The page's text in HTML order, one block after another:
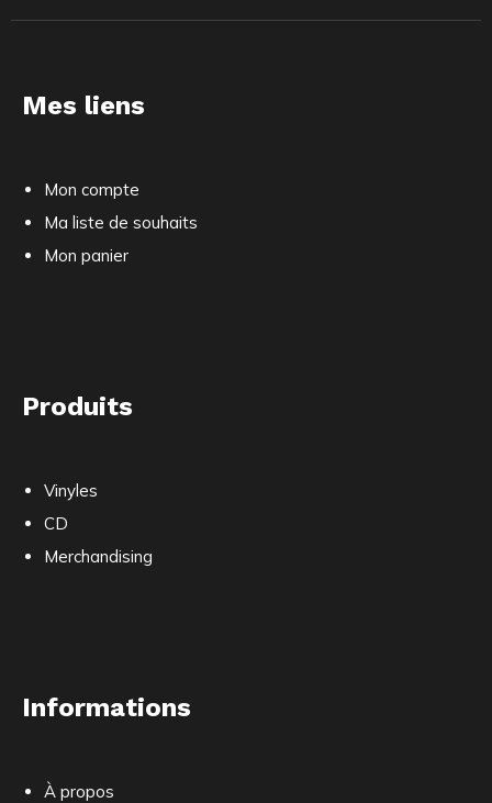
Mes liens
Mon compte
Ma liste de souhaits
Mon panier
Produits
Vinyles
CD
Merchandising
Informations
À propos